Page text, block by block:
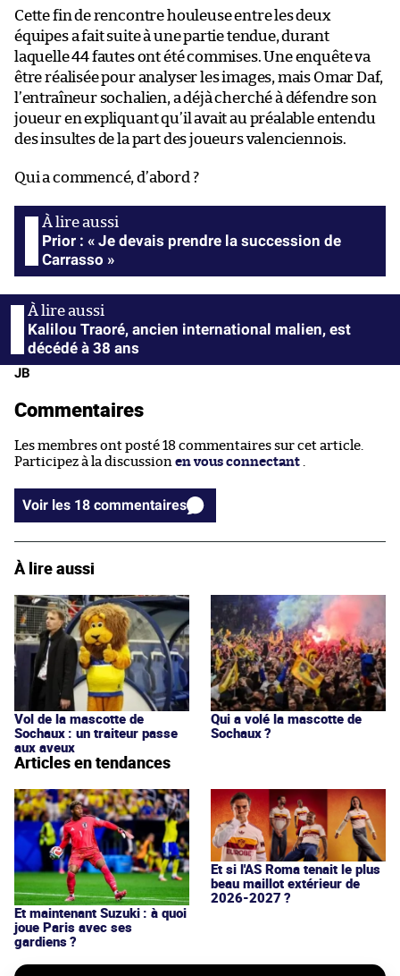
Cette fin de rencontre houleuse entre les deux
équipes a fait suite à une partie tendue, durant
laquelle 44 fautes ont été commises. Une enquête va
être réalisée pour analyser les images, mais Omar Daf,
l’entraîneur sochalien, a déjà cherché à défendre son
joueur en expliquant qu’il avait au préalable entendu
des insultes de la part des joueurs valenciennois.
Qui a commencé, d’abord ?
Prior : « Je devais prendre la succession de
Carrasso »
Kalilou Traoré, ancien international malien, est
décédé à 38 ans
JB
Commentaires
Les membres ont posté 18 commentaires sur cet article.
Participez à la discussion en vous connectant
Voir les 18 commentaires
À lire aussi
Vol de la mascotte de
Sochaux : un traiteur passe
aux aveux
Qui a volé la mascotte de
Sochaux ?
Articles en tendances
Et maintenant Suzuki : à quoi
joue Paris avec ses
gardiens ?
Et si l'AS Roma tenait le plus
beau maillot extérieur de
2026-2027 ?